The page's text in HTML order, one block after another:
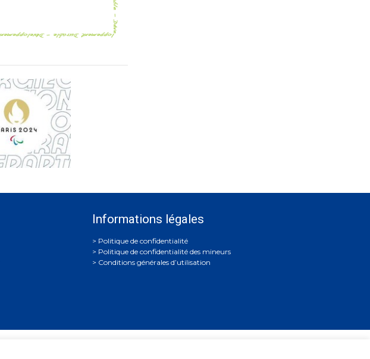
Informations légales
Politique de confidentialité
Politique de confidentialité des mineurs
Conditions générales d’utilisation